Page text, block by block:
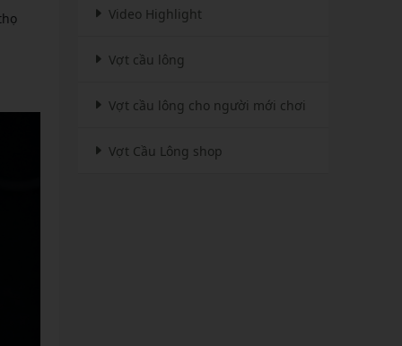
Video Highlight
Vợt cầu lông
Vợt cầu lông cho người mới chơi
Vợt Cầu Lông shop